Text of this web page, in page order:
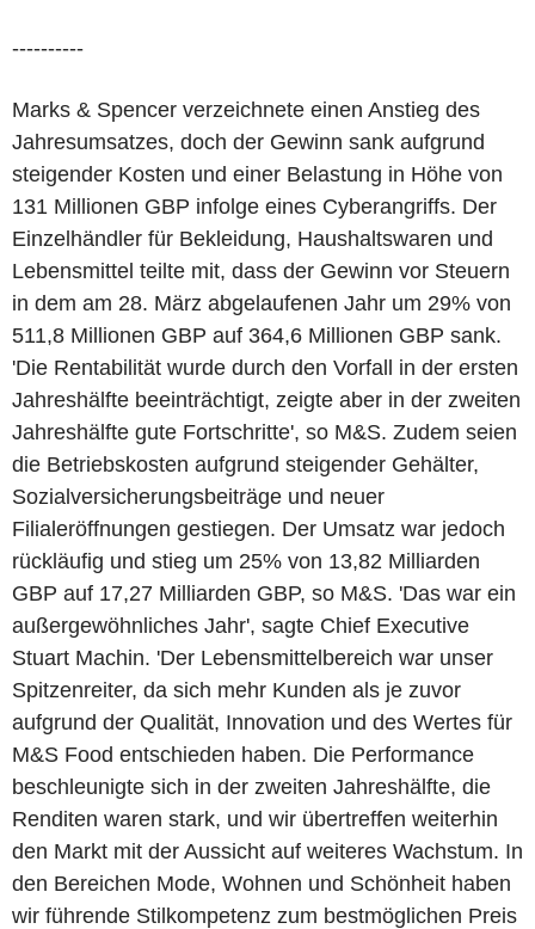
----------
Marks & Spencer verzeichnete einen Anstieg des
Jahresumsatzes, doch der Gewinn sank aufgrund
steigender Kosten und einer Belastung in Höhe von
131 Millionen GBP infolge eines Cyberangriffs. Der
Einzelhändler für Bekleidung, Haushaltswaren und
Lebensmittel teilte mit, dass der Gewinn vor Steuern
in dem am 28. März abgelaufenen Jahr um 29% von
511,8 Millionen GBP auf 364,6 Millionen GBP sank.
'Die Rentabilität wurde durch den Vorfall in der ersten
Jahreshälfte beeinträchtigt, zeigte aber in der zweiten
Jahreshälfte gute Fortschritte', so M&S. Zudem seien
die Betriebskosten aufgrund steigender Gehälter,
Sozialversicherungsbeiträge und neuer
Filialeröffnungen gestiegen. Der Umsatz war jedoch
rückläufig und stieg um 25% von 13,82 Milliarden
GBP auf 17,27 Milliarden GBP, so M&S. 'Das war ein
außergewöhnliches Jahr', sagte Chief Executive
Stuart Machin. 'Der Lebensmittelbereich war unser
Spitzenreiter, da sich mehr Kunden als je zuvor
aufgrund der Qualität, Innovation und des Wertes für
M&S Food entschieden haben. Die Performance
beschleunigte sich in der zweiten Jahreshälfte, die
Renditen waren stark, und wir übertreffen weiterhin
den Markt mit der Aussicht auf weiteres Wachstum. In
den Bereichen Mode, Wohnen und Schönheit haben
wir führende Stilkompetenz zum bestmöglichen Preis